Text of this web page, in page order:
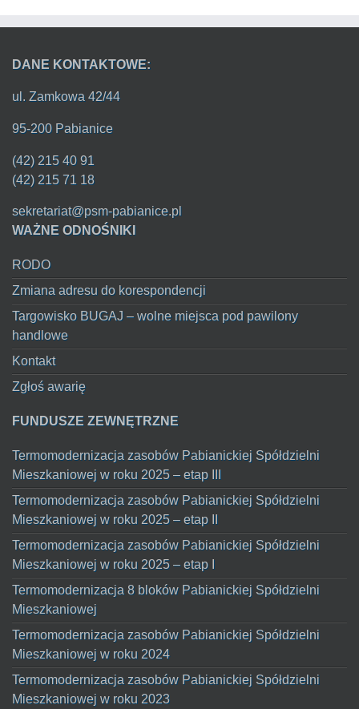
DANE KONTAKTOWE:
ul. Zamkowa 42/44
95-200 Pabianice
(42) 215 40 91
(42) 215 71 18
sekretariat@psm-pabianice.pl
WAŻNE ODNOŚNIKI
RODO
Zmiana adresu do korespondencji
Targowisko BUGAJ – wolne miejsca pod pawilony
handlowe
Kontakt
Zgłoś awarię
FUNDUSZE ZEWNĘTRZNE
Termomodernizacja zasobów Pabianickiej Spółdzielni
Mieszkaniowej w roku 2025 – etap III
Termomodernizacja zasobów Pabianickiej Spółdzielni
Mieszkaniowej w roku 2025 – etap II
Termomodernizacja zasobów Pabianickiej Spółdzielni
Mieszkaniowej w roku 2025 – etap I
Termomodernizacja 8 bloków Pabianickiej Spółdzielni
Mieszkaniowej
Termomodernizacja zasobów Pabianickiej Spółdzielni
Mieszkaniowej w roku 2024
Termomodernizacja zasobów Pabianickiej Spółdzielni
Mieszkaniowej w roku 2023